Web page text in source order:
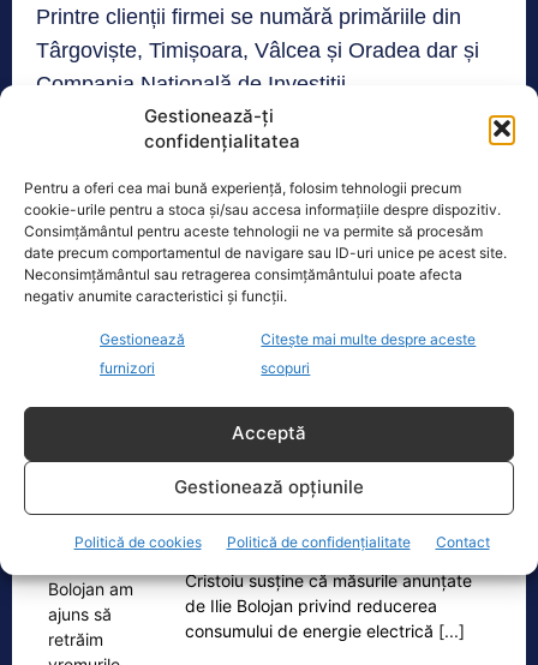
Gestionează-ți
confidențialitatea
Pentru a oferi cea mai bună experiență, folosim tehnologii precum
cookie-urile pentru a stoca și/sau accesa informațiile despre dispozitiv.
Consimțământul pentru aceste tehnologii ne va permite să procesăm
date precum comportamentul de navigare sau ID-uri unice pe acest site.
Neconsimțământul sau retragerea consimțământului poate afecta
negativ anumite caracteristici și funcții.
Gestionează
furnizori
Citește mai multe despre aceste
scopuri
Acceptă
Gestionează opțiunile
Politică de cookies Politică de confidențialitate Contact
Printre clienții firmei se numără primăriile din
Târgoviște, Timișoara, Vâlcea și Oradea dar și
Compania Națională de Investiții.
Dronă doborâtă de un avion F‑16 în zona
Padina Buzău -…
O dronă a fost doborâtă vineri dimineață de un avion
județul[...]
Cristoiu: Cu Bolojan am ajuns să retrăim
vremurile comunismului; probabil, în…
Invitat la Marius Tucă Show, Ion
Cristoiu susține că măsurile anunțate
de Ilie Bolojan privind reducerea
consumului de energie electrică [...]